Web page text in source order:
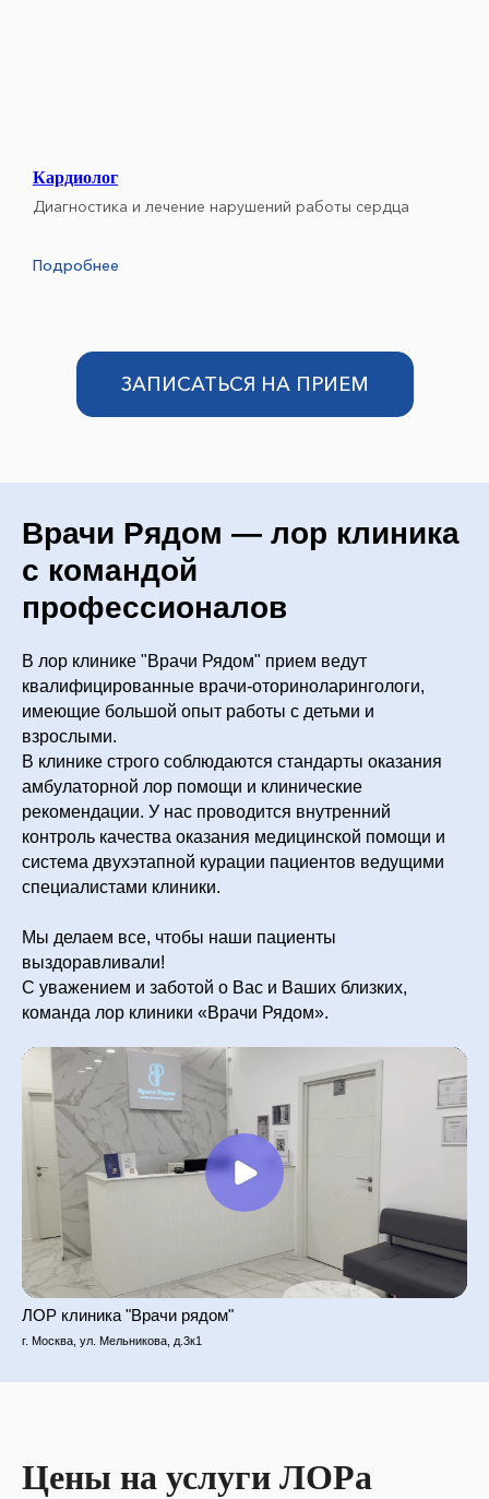
Кардиолог
Диагностика и лечение нарушений работы сердца
Подробнее
ЗАПИСАТЬСЯ НА ПРИЕМ
Врачи Рядом — лор клиника
с командой
профессионалов
В лор клинике "Врачи Рядом" прием ведут
квалифицированные врачи-оториноларингологи,
имеющие большой опыт работы с детьми и
взрослыми.
В клинике строго соблюдаются стандарты оказания
амбулаторной лор помощи и клинические
рекомендации. У нас проводится внутренний
контроль качества оказания медицинской помощи и
система двухэтапной курации пациентов ведущими
специалистами клиники.
Мы делаем все, чтобы наши пациенты
выздоравливали!
С уважением и заботой о Вас и Ваших близких,
команда лор клиники «Врачи Рядом».
ЛОР клиника "Врачи рядом"
г. Москва, ул. Мельникова, д.3к1
Цены на услуги ЛОРа